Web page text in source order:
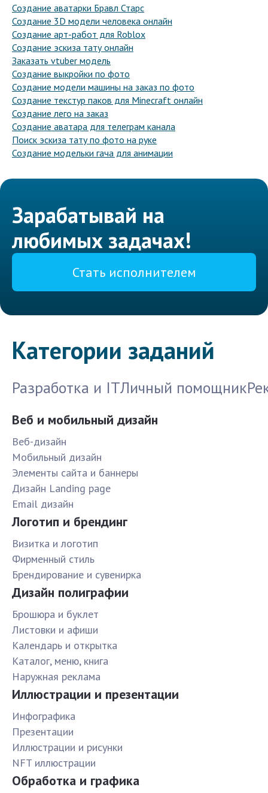
Создание аватарки Бравл Старс
Создание 3D модели человека онлайн
Создание арт-работ для Roblox
Создание эскиза тату онлайн
Заказать vtuber модель
Создание выкройки по фото
Создание модели машины на заказ по фото
Создание текстур паков для Minecraft онлайн
Создание лего на заказ
Создание аватара для телеграм канала
Поиск эскиза тату по фото на руке
Создание модельки гача для анимации
Зарабатывай на
любимых задачах!
Стать исполнителем
Категории заданий
Разработка и ITЛичный помощник
Веб и мобильный дизайн
Веб-дизайн
Мобильный дизайн
Элементы сайта и баннеры
Дизайн Landing page
Email дизайн
Логотип и брендинг
Визитка и логотип
Фирменный стиль
Брендирование и сувенирка
Дизайн полиграфии
Брошюра и буклет
Листовки и афиши
Календарь и открытка
Каталог, меню, книга
Наружная реклама
Иллюстрации и презентации
Инфографика
Презентации
Иллюстрации и рисунки
NFT иллюстрации
Обработка и графика